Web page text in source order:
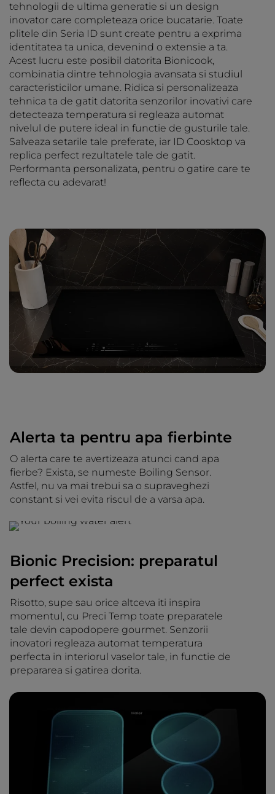
tehnologii de ultima generatie si un design
inovator care completeaza orice bucatarie. Toate
plitele din Seria ID sunt create pentru a exprima
identitatea ta unica, devenind o extensie a ta.
Acest lucru este posibil datorita Bionicook,
combinatia dintre tehnologia avansata si studiul
caracteristicilor umane. Ridica si personalizeaza
tehnica ta de gatit datorita senzorilor inovativi care
detecteaza temperatura si regleaza automat
nivelul de putere ideal in functie de gusturile tale.
Salveaza setarile tale preferate, iar ID Coosktop va
replica perfect rezultatele tale de gatit.
Performanta personalizata, pentru o gatire care te
reflecta cu adevarat!
Alerta ta pentru apa fierbinte
O alerta care te avertizeaza atunci cand apa
fierbe? Exista, se numeste Boiling Sensor.
Astfel, nu va mai trebui sa o supraveghezi
constant si vei evita riscul de a varsa apa.
Bionic Precision: preparatul
perfect exista
Risotto, supe sau orice altceva iti inspira
momentul, cu Preci Temp toate preparatele
tale devin capodopere gourmet. Senzorii
inovatori regleaza automat temperatura
perfecta in interiorul vaselor tale, in functie de
prepararea si gatirea dorita.